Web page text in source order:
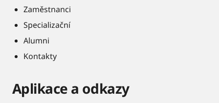
Zaměstnanci
Specializační
Alumni
Kontakty
Aplikace a odkazy